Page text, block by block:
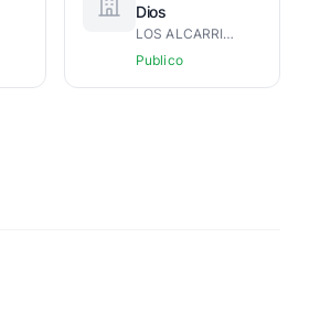
Dios
LOS ALCARRIZOS
Publico